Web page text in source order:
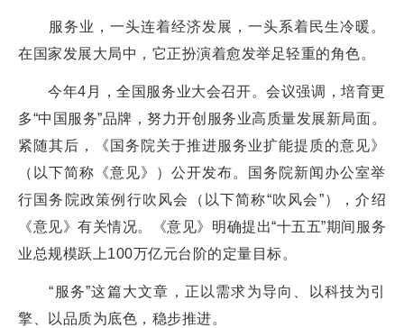
服务业，一头连着经济发展，一头系着民生冷暖。
在国家发展大局中，它正扮演着愈发举足轻重的角色。
今年4月，全国服务业大会召开。会议强调，培育更
多“中国服务”品牌，努力开创服务业高质量发展新局面。
紧随其后，《国务院关于推进服务业扩能提质的意见》
（以下简称《意见》）公开发布。国务院新闻办公室举
行国务院政策例行吹风会（以下简称“吹风会”），介绍
《意见》有关情况。《意见》明确提出“十五五”期间服务
业总规模跃上100万亿元台阶的定量目标。
“服务”这篇大文章，正以需求为导向、以科技为引
擎、以品质为底色，稳步推进。